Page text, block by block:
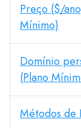
Preço ($/
Mínimo)
Domínio
(Plano
Métodos de